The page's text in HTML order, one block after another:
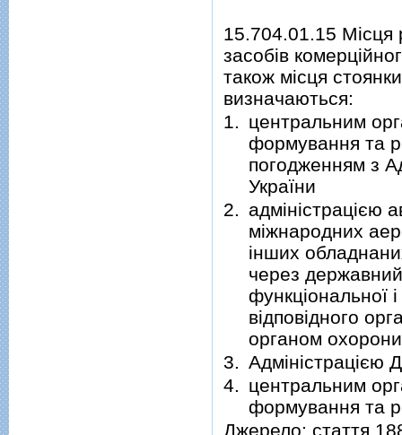
15.704.01.15 Місця
засобів
також місця
визначаються:
1. центральним
формування та
погодженням з
України
2. адміністрацією
міжнародних
інших
через
функціональної
відповідного
органом
3. Адміністрацією
4. центральним
формування та
Джерело: стаття